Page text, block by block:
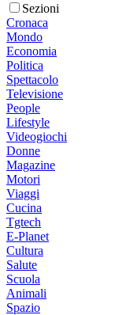
Sezioni
Cronaca
Mondo
Economia
Politica
Spettacolo
Televisione
People
Lifestyle
Videogiochi
Donne
Magazine
Motori
Viaggi
Cucina
Tgtech
E-Planet
Cultura
Salute
Scuola
Animali
Spazio